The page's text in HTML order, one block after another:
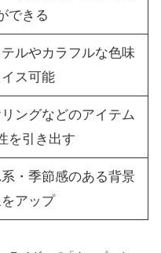
できる
ルやカラフルな色味
ス可能
ングなどのアイテム
を引き出す
・季節感のある背景
アップ